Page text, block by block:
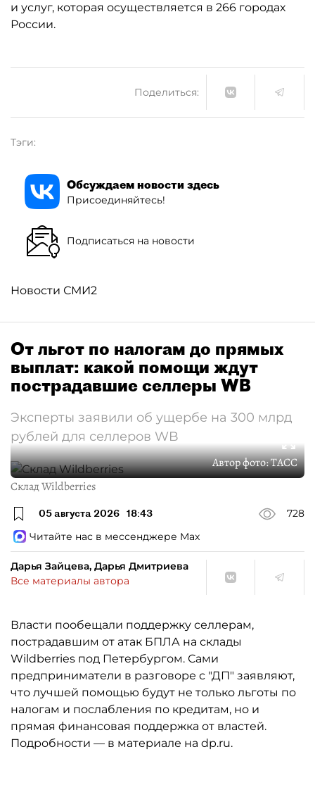
и услуг, которая осуществляется в 266 городах
России.
Поделиться:
Тэги:
Обсуждаем новости здесь
Присоединяйтесь!
Подписаться на новости
Новости СМИ2
От льгот по налогам до прямых
выплат: какой помощи ждут
пострадавшие селлеры WB
Эксперты заявили об ущербе на 300 млрд
рублей для селлеров WB
Автор фото:ТАСС
Склад Wildberries
05 августа 2026 18:43
728
Читайте нас в мессенджере Max
Дарья Зайцева, Дарья Дмитриева
Все материалы автора
Власти пообещали поддержку селлерам,
пострадавшим от атак БПЛА на склады
Wildberries под Петербургом. Сами
предприниматели в разговоре с "ДП" заявляют,
что лучшей помощью будут не только льготы по
налогам и послабления по кредитам, но и
прямая финансовая поддержка от властей.
Подробности — в материале на dp.ru.